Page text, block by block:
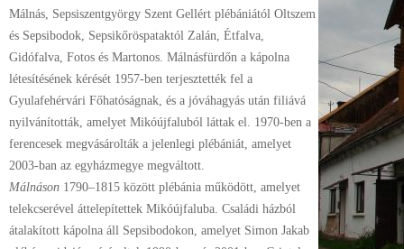
Málnás, Sepsiszentgyörgy Szent Gellért plébániától Oltszem
és Sepsibodok, Sepsikőröspataktól Zalán, Étfalva,
Gidófalva, Fotos és Martonos. Málnásfürdőn a kápolna
létesítésének kérését 1957-ben terjesztették fel a
Gyulafehérvári Főhatóságnak, és a jóváhagyás után filiává
nyilvánították, amelyet Mikóújfaluból láttak el. 1970-ben a
ferencesek megvásárolták a jelenlegi plébániát, amelyet
2003-ban az egyházmegye megváltott.
Málnáson 1790–1815 között plébánia működött, amelyet
telekcserével áttelepítettek Mikóújfaluba. Családi házból
átalakított kápolna áll Sepsibodokon, amelyet Simon Jakab